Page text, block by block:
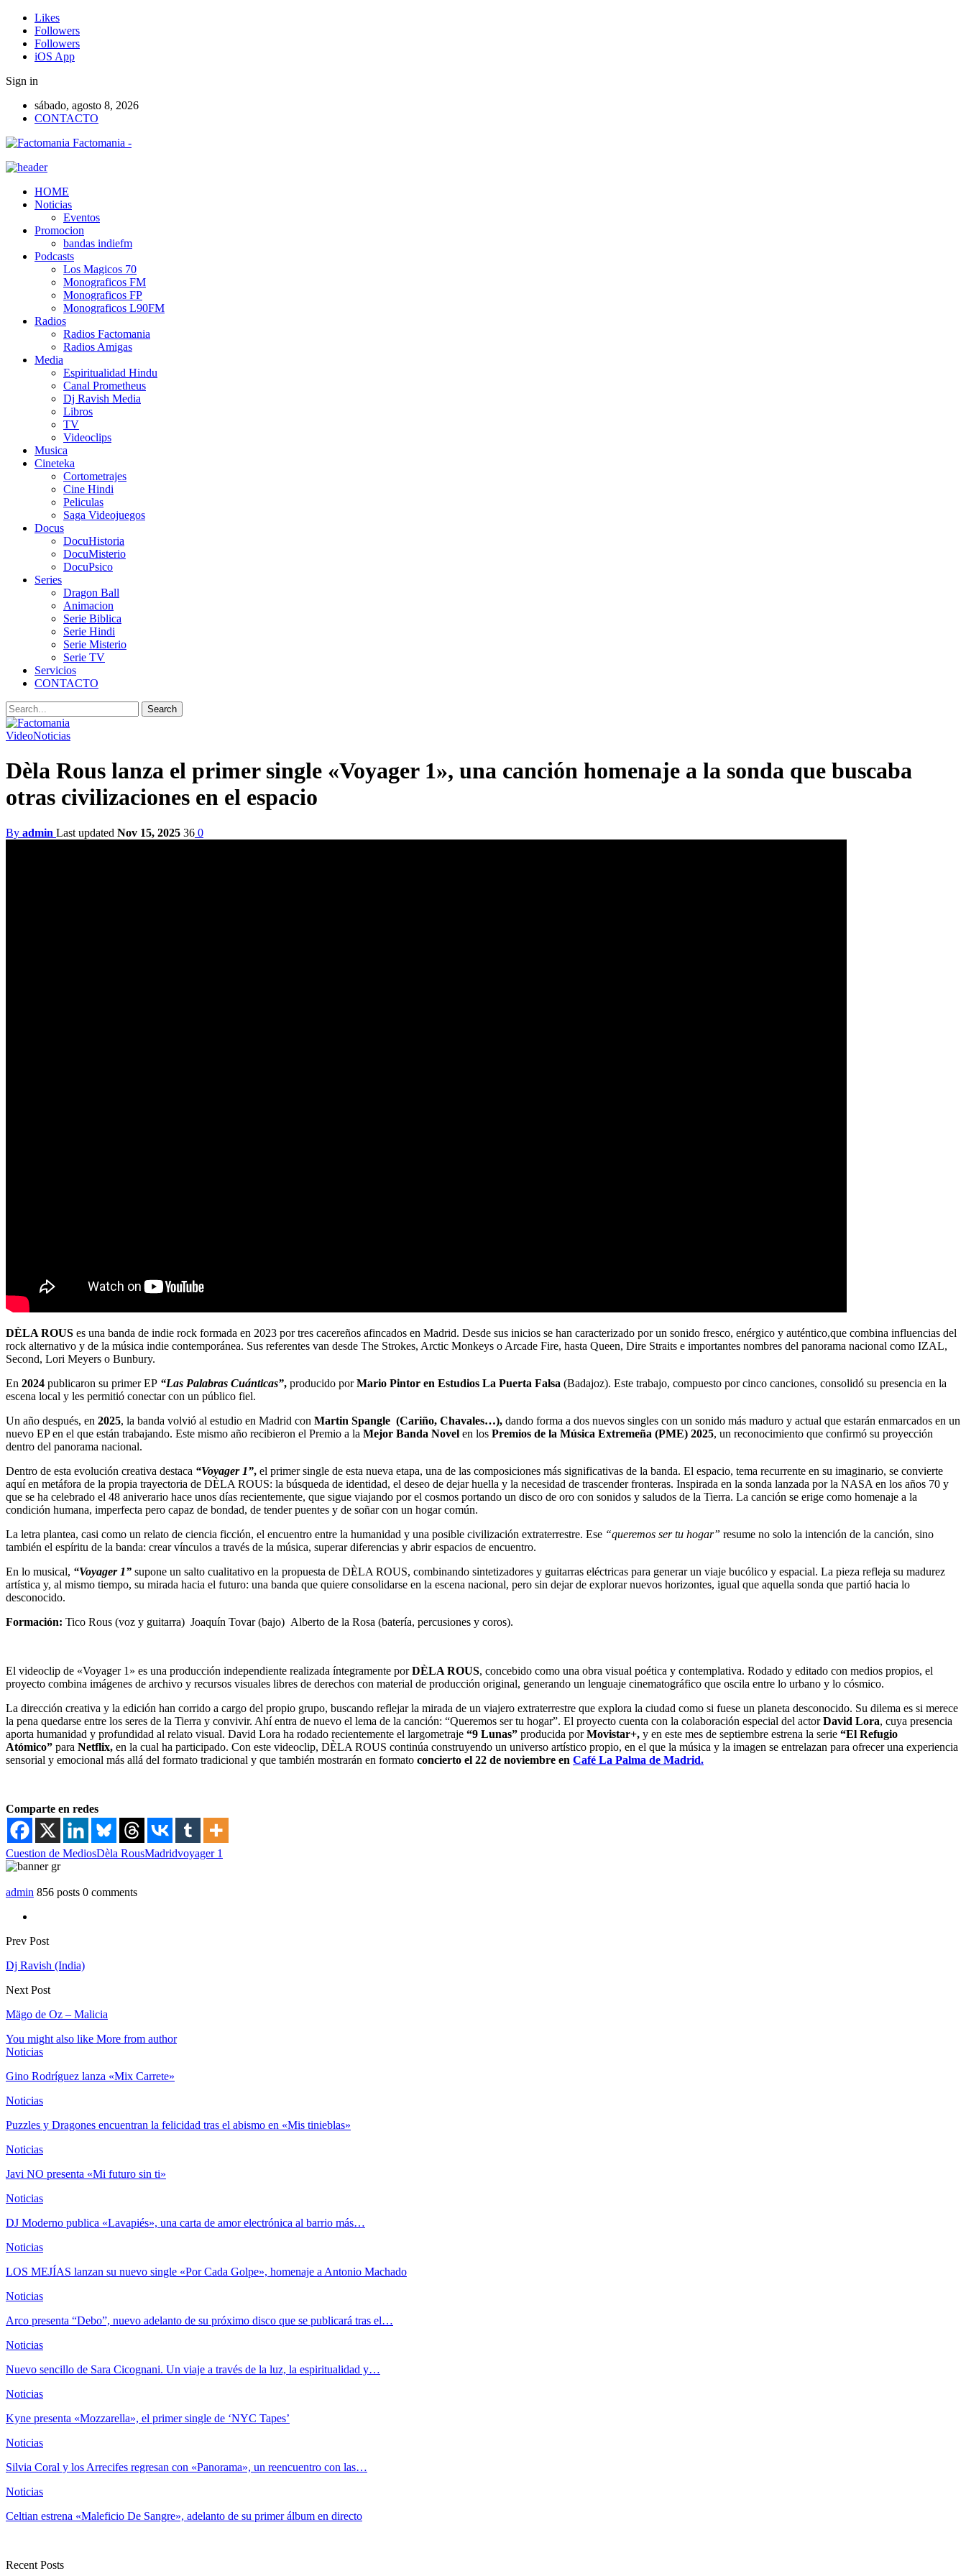
Likes
Followers
Followers
iOS App
Sign in
sábado, agosto 8, 2026
CONTACTO
Factomania -
HOME
Noticias
Eventos
Promocion
bandas indiefm
Podcasts
Los Magicos 70
Monograficos FM
Monograficos FP
Monograficos L90FM
Radios
Radios Factomania
Radios Amigas
Media
Espiritualidad Hindu
Canal Prometheus
Dj Ravish Media
Libros
TV
Videoclips
Musica
Cineteka
Cortometrajes
Cine Hindi
Peliculas
Saga Videojuegos
Docus
DocuHistoria
DocuMisterio
DocuPsico
Series
Dragon Ball
Animacion
Serie Biblica
Serie Hindi
Serie Misterio
Serie TV
Servicios
CONTACTO
VideoNoticias
Dèla Rous lanza el primer single «Voyager 1», una canción homenaje a la sonda que buscaba
otras civilizaciones en el espacio
By admin Last updated Nov 15, 2025 36 0
DÈLA ROUS es una banda de indie rock formada en 2023 por tres cacereños afincados en Madrid. Desde sus inicios se han caracterizado por un sonido fresco, enérgico y auténtico,que combina influencias del
rock alternativo y de la música indie contemporánea. Sus referentes van desde The Strokes, Arctic Monkeys o Arcade Fire, hasta Queen, Dire Straits e importantes nombres del panorama nacional como IZAL,
Second, Lori Meyers o Bunbury.
En 2024 publicaron su primer EP “Las Palabras Cuánticas”, producido porMario Pintor en Estudios La Puerta Falsa (Badajoz). Este trabajo, compuesto por cinco canciones, consolidó su presencia en la
escena local y les permitió conectar con un público fiel.
Un año después, en 2025, la banda volvió al estudio en Madrid con Martin Spangle (Cariño, Chavales…), dando forma a dos nuevos singles con un sonido más maduro y actual que estarán enmarcados en un
nuevo EP en el que están trabajando. Este mismo año recibieron el Premio a la Mejor Banda Novel en los Premios de la Música Extremeña (PME) 2025, un reconocimiento que confirmó su proyección
dentro del panorama nacional.
Dentro de esta evolución creativa destaca “Voyager 1”, el primer single de esta nueva etapa, una de las composiciones más significativas de la banda. El espacio, tema recurrente en su imaginario, se convierte
aquí en metáfora de la propia trayectoria de DÈLA ROUS: la búsqueda de identidad, el deseo de dejar huella y la necesidad de trascender fronteras. Inspirada en la sonda lanzada por la NASA en los años 70 y
que se ha celebrado el 48 aniverario hace unos días recientemente, que sigue viajando por el cosmos portando un disco de oro con sonidos y saludos de la Tierra. La canción se erige como homenaje a la
condición humana, imperfecta pero capaz de bondad, de tender puentes y de soñar con un hogar común.
La letra plantea, casi como un relato de ciencia ficción, el encuentro entre la humanidad y una posible civilización extraterrestre. Ese “queremos ser tu hogar” resume no solo la intención de la canción, sino
también el espíritu de la banda: crear vínculos a través de la música, superar diferencias y abrir espacios de encuentro.
En lo musical, “Voyager 1” supone un salto cualitativo en la propuesta de DÈLA ROUS, combinando sintetizadores y guitarras eléctricas para generar un viaje bucólico y espacial. La pieza refleja su madurez
artística y, al mismo tiempo, su mirada hacia el futuro: una banda que quiere consolidarse en la escena nacional, pero sin dejar de explorar nuevos horizontes, igual que aquella sonda que partió hacia lo
desconocido.
Formación: Tico Rous (voz y guitarra) Joaquín Tovar (bajo) Alberto de la Rosa (batería, percusiones y coros).
El videoclip de «Voyager 1» es una producción independiente realizada íntegramente porDÈLA ROUS, concebido como una obra visual poética y contemplativa. Rodado y editado con medios propios, el
proyecto combina imágenes de archivo y recursos visuales libres de derechos con material de producción original, generando un lenguaje cinematográfico que oscila entre lo urbano y lo cósmico.
La dirección creativa y la edición han corrido a cargo del propio grupo, buscando reflejar la mirada de un viajero extraterrestre que explora la ciudad como si fuese un planeta desconocido. Su dilema es si merece
la pena quedarse entre los seres de la Tierra y convivir. Ahí entra de nuevo el lema de la canción: “Queremos ser tu hogar”. El proyecto cuenta con la colaboración especial del actorDavid Lora, cuya presencia
aporta humanidad y profundidad al relato visual. David Lora ha rodado recientemente el largometraje “9 Lunas” producida porMovistar+, y en este mes de septiembre estrena la serie “El Refugio
Atómico” para Netflix, en la cual ha participado. Con este videoclip, DÈLA ROUS continúa construyendo un universo artístico propio, en el que la música y la imagen se entrelazan para ofrecer una experiencia
sensorial y emocional más allá del formato tradicional y que también mostrarán en formato concierto el 22 de noviembre en Café La Palma de Madrid.
Comparte en redes
Cuestion de MediosDèla RousMadridvoyager 1
admin 856 posts 0 comments
Prev Post
Dj Ravish (India)
Next Post
Mägo de Oz – Malicia
You might also like More from author
Noticias
Gino Rodríguez lanza «Mix Carrete»
Noticias
Puzzles y Dragones encuentran la felicidad tras el abismo en «Mis tinieblas»
Noticias
Javi NO presenta «Mi futuro sin ti»
Noticias
DJ Moderno publica «Lavapiés», una carta de amor electrónica al barrio más…
Noticias
LOS MEJÍAS lanzan su nuevo single «Por Cada Golpe», homenaje a Antonio Machado
Noticias
Arco presenta “Debo”, nuevo adelanto de su próximo disco que se publicará tras el…
Noticias
Nuevo sencillo de Sara Cicognani. Un viaje a través de la luz, la espiritualidad y…
Noticias
Kyne presenta «Mozzarella», el primer single de ‘NYC Tapes’
Noticias
Silvia Coral y los Arrecifes regresan con «Panorama», un reencuentro con las…
Noticias
Celtian estrena «Maleficio De Sangre», adelanto de su primer álbum en directo
Recent Posts